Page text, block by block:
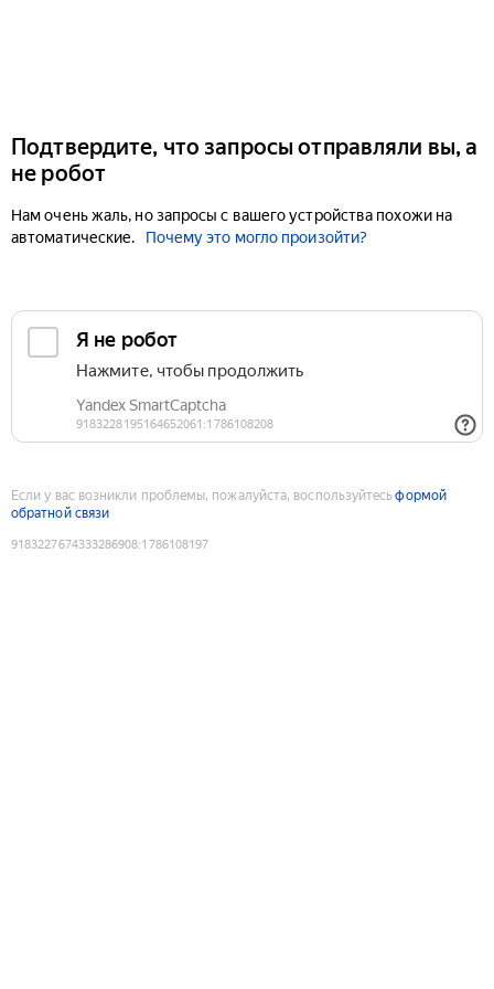
Подтвердите, что запросы отправляли вы, а
не робот
Нам очень жаль, но запросы с вашего устройства похожи на
автоматические.
Почему это могло произойти?
Если у вас возникли проблемы, пожалуйста, воспользуйтесьформой
обратной связи
9183227674333286908:1786108197